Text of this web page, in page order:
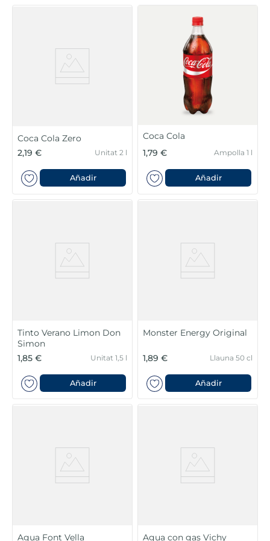
Coca Cola Zero
2,19 €
Unitat 2 l
Añadir
Coca Cola
1,79 €
Ampolla 1 l
Añadir
Tinto Verano Limon Don
Simon
1,85 €
Unitat 1,5 l
Añadir
Monster Energy Original
1,89 € Llauna 50 cl
Añadir
Agua Font Vella Agua con gas Vichy